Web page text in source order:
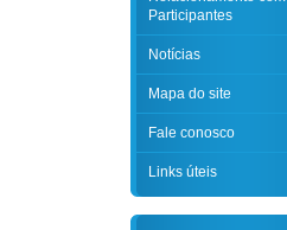
Participantes
Notícias
Mapa do site
Fale conosco
Links úteis